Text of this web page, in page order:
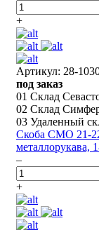
+
Артикул: 28-
под заказ
01 Склад
02 Склад
03 Удаленный
Скоба СМО 21-
металлорукава,
–
+